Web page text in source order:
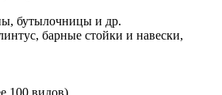
бутылочницы и др.
барные стойки и навески,
100 видов)